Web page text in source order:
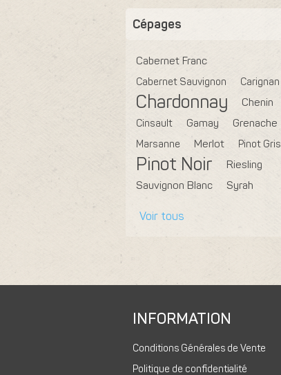
Cépages
Cabernet Franc
Cabernet Sauvignon
Carignan
Chardonnay
Chenin
Cinsault
Gamay
Grenache
Marsanne
Merlot Pinot Gris
Pinot Noir
Riesling
Sauvignon Blanc
Syrah
Voir tous
INFORMATION
Conditions Générales de Vente
Politique de confidentialité